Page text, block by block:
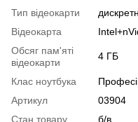
Тип відеокарти
Відеокарта
Обсяг пам'яті
відеокарти
4 ГБ
Клас ноутбука
Артикул
03904
Стан товару
б/в